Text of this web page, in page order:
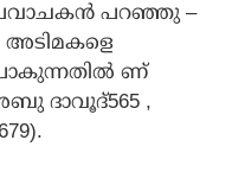
പറഞ്ഞു –
അടിമകളെ
ണ്
ദാവൂദ്565 ,